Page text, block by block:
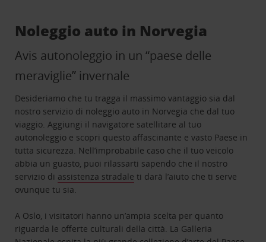
Noleggio auto in Norvegia
Avis autonoleggio in un “paese delle
meraviglie” invernale
Desideriamo che tu tragga il massimo vantaggio sia dal
nostro servizio di noleggio auto in Norvegia che dal tuo
viaggio. Aggiungi il navigatore satellitare al tuo
autonoleggio e scopri questo affascinante e vasto Paese in
tutta sicurezza. Nell’improbabile caso che il tuo veicolo
abbia un guasto, puoi rilassarti sapendo che il nostro
servizio di assistenza stradale ti darà l’aiuto che ti serve
ovunque tu sia.
A Oslo, i visitatori hanno un’ampia scelta per quanto
riguarda le offerte culturali della città. La Galleria